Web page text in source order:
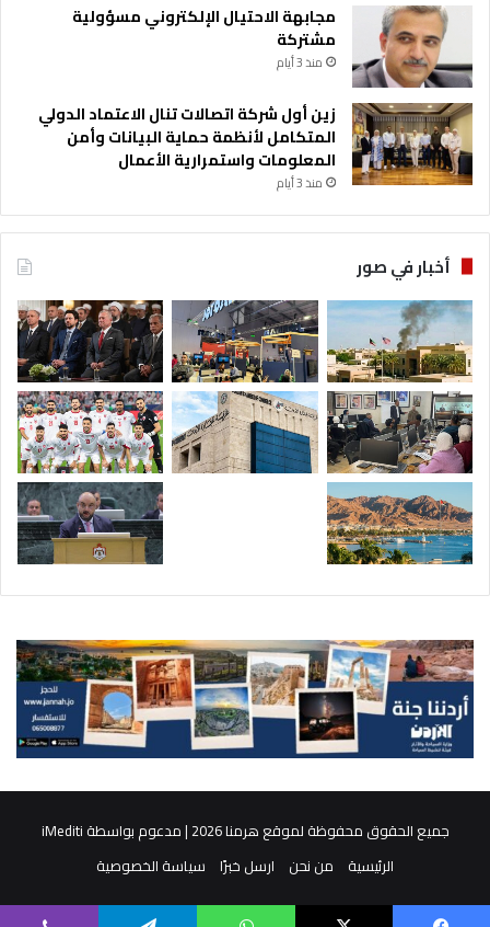
مجابهة الاحتيال الإلكتروني مسؤولية
مشتركة
منذ 3 أيام
زين أول شركة اتصالات تنال الاعتماد الدولي
المتكامل لأنظمة حماية البيانات وأمن
المعلومات واستمرارية الأعمال
منذ 3 أيام
أخبار في صور
جميع الحقوق محفوظة لموقع هرمنا 2026 | مدعوم بواسطة
iMediti
الرئيسية
من نحن ارسل خبرًا سياسة الخصوصية